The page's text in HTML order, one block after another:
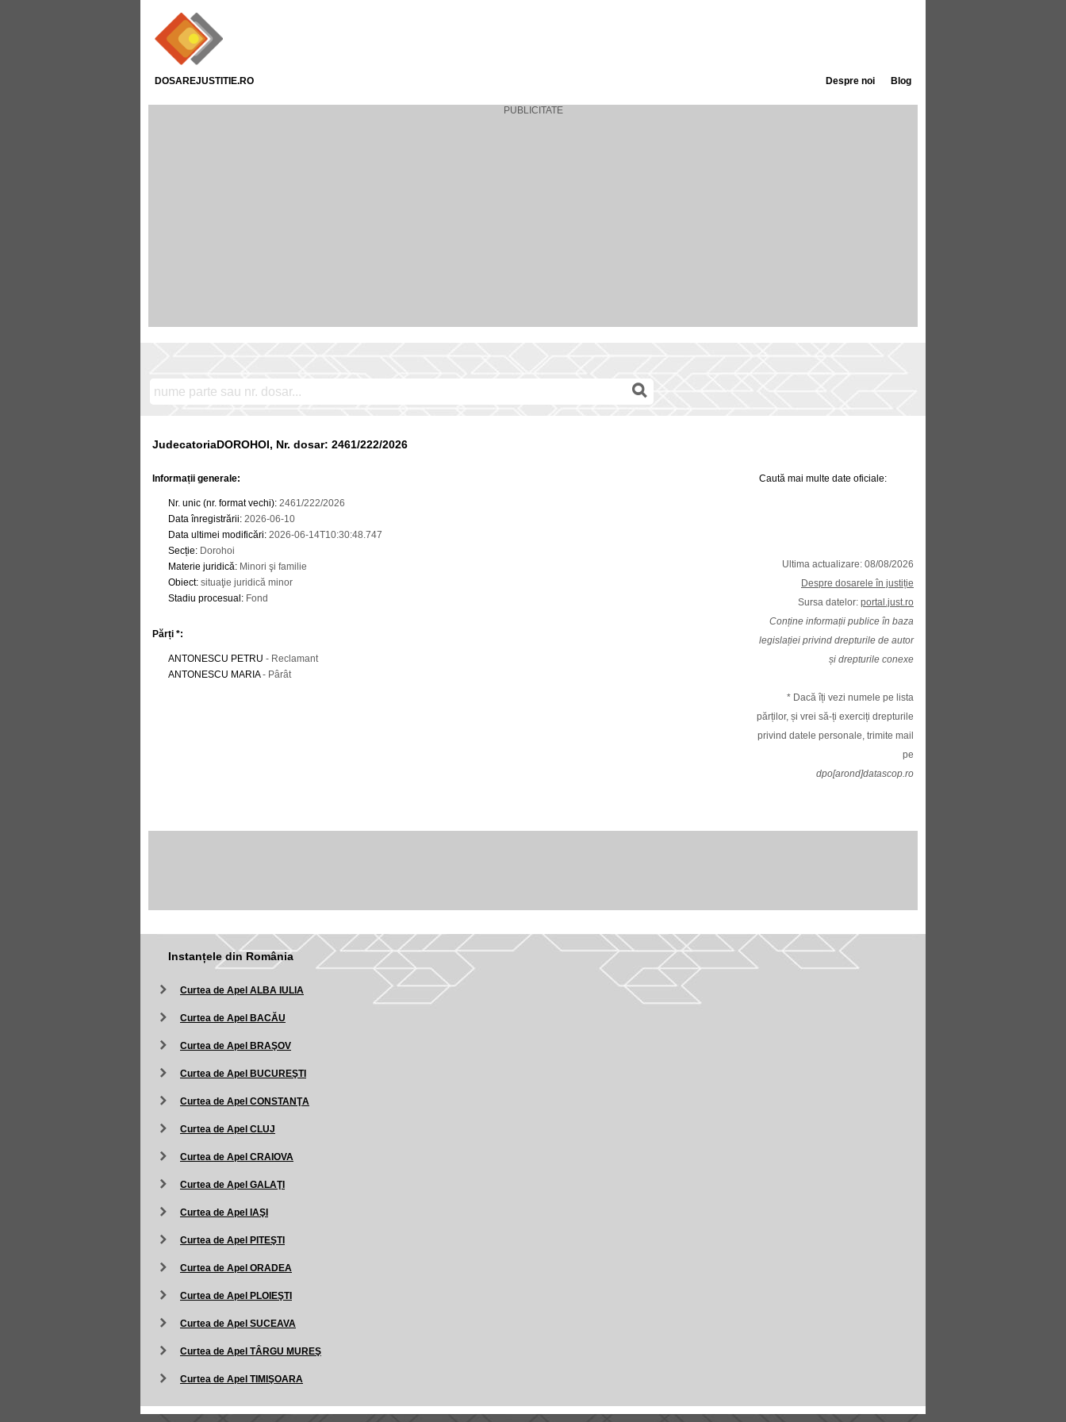
DOSAREJUSTITIE.RO Blog
Despre noi
JudecatoriaDOROHOI, Nr. dosar: 2461/222/2026
Informații generale:
Nr. unic (nr. format vechi): 2461/222/2026
Data înregistrării: 2026-06-10
Data ultimei modificări: 2026-06-14T10:30:48.747
Secție: Dorohoi
Materie juridică: Minori şi familie
Obiect: situaţie juridică minor
Stadiu procesual : Fond
Părți *:
ANTONESCU PETRU - Reclamant
ANTONESCU MARIA- Pârât
Caută mai multe date oficiale:
Ultima actualizare: 08/08/2026
Despre dosarele în justiție
Sursa datelor: portal.just.ro
Conține informații publice în baza
legislației privind drepturile de autor
și drepturile conexe
* Dacă îți vezi numele pe lista
părților, și vrei să-ți exerciți drepturile
privind datele personale, trimite mail
pe
dpo[arond]datascop.ro
Instanțele din România
Curtea de Apel ALBA IULIA
Curtea de Apel BACĂU
Curtea de Apel BRAŞOV
Curtea de Apel BUCUREŞTI
Curtea de Apel CONSTANŢA
Curtea de Apel CLUJ
Curtea de Apel CRAIOVA
Curtea de Apel GALAŢI
Curtea de Apel IAŞI
Curtea de Apel PITEŞTI
Curtea de Apel ORADEA
Curtea de Apel PLOIEŞTI
Curtea de Apel SUCEAVA
Curtea de Apel TÂRGU MUREŞ
Curtea de Apel TIMIŞOARA